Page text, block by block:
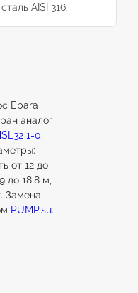
AISI 316.
Ebara
аналог
1-0.
от 12 до
до 18,8 м,
Замена
PUMP.su.